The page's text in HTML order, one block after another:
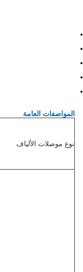
المواصفات العامة
نوع موصلات الألياف